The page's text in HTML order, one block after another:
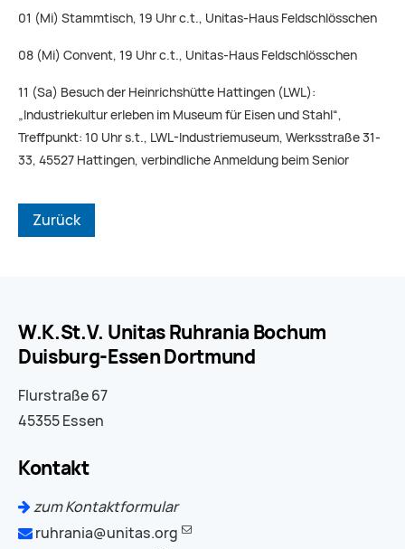
01 (Mi) Stammtisch, 19 Uhr c.t., Unitas-Haus Feldschlösschen
08 (Mi) Convent, 19 Uhr c.t., Unitas-Haus Feldschlösschen
11 (Sa) Besuch der Heinrichshütte Hattingen (LWL):
„Industriekultur erleben im Museum für Eisen und Stahl“,
Treffpunkt: 10 Uhr s.t., LWL-Industriemuseum, Werksstraße 31-
33, 45527 Hattingen, verbindliche Anmeldung beim Senior
Zurück
W.K.St.V. Unitas Ruhrania Bochum
Duisburg-Essen Dortmund
Flurstraße 67
45355 Essen
Kontakt
zum Kontaktformular
ruhrania@unitas.org